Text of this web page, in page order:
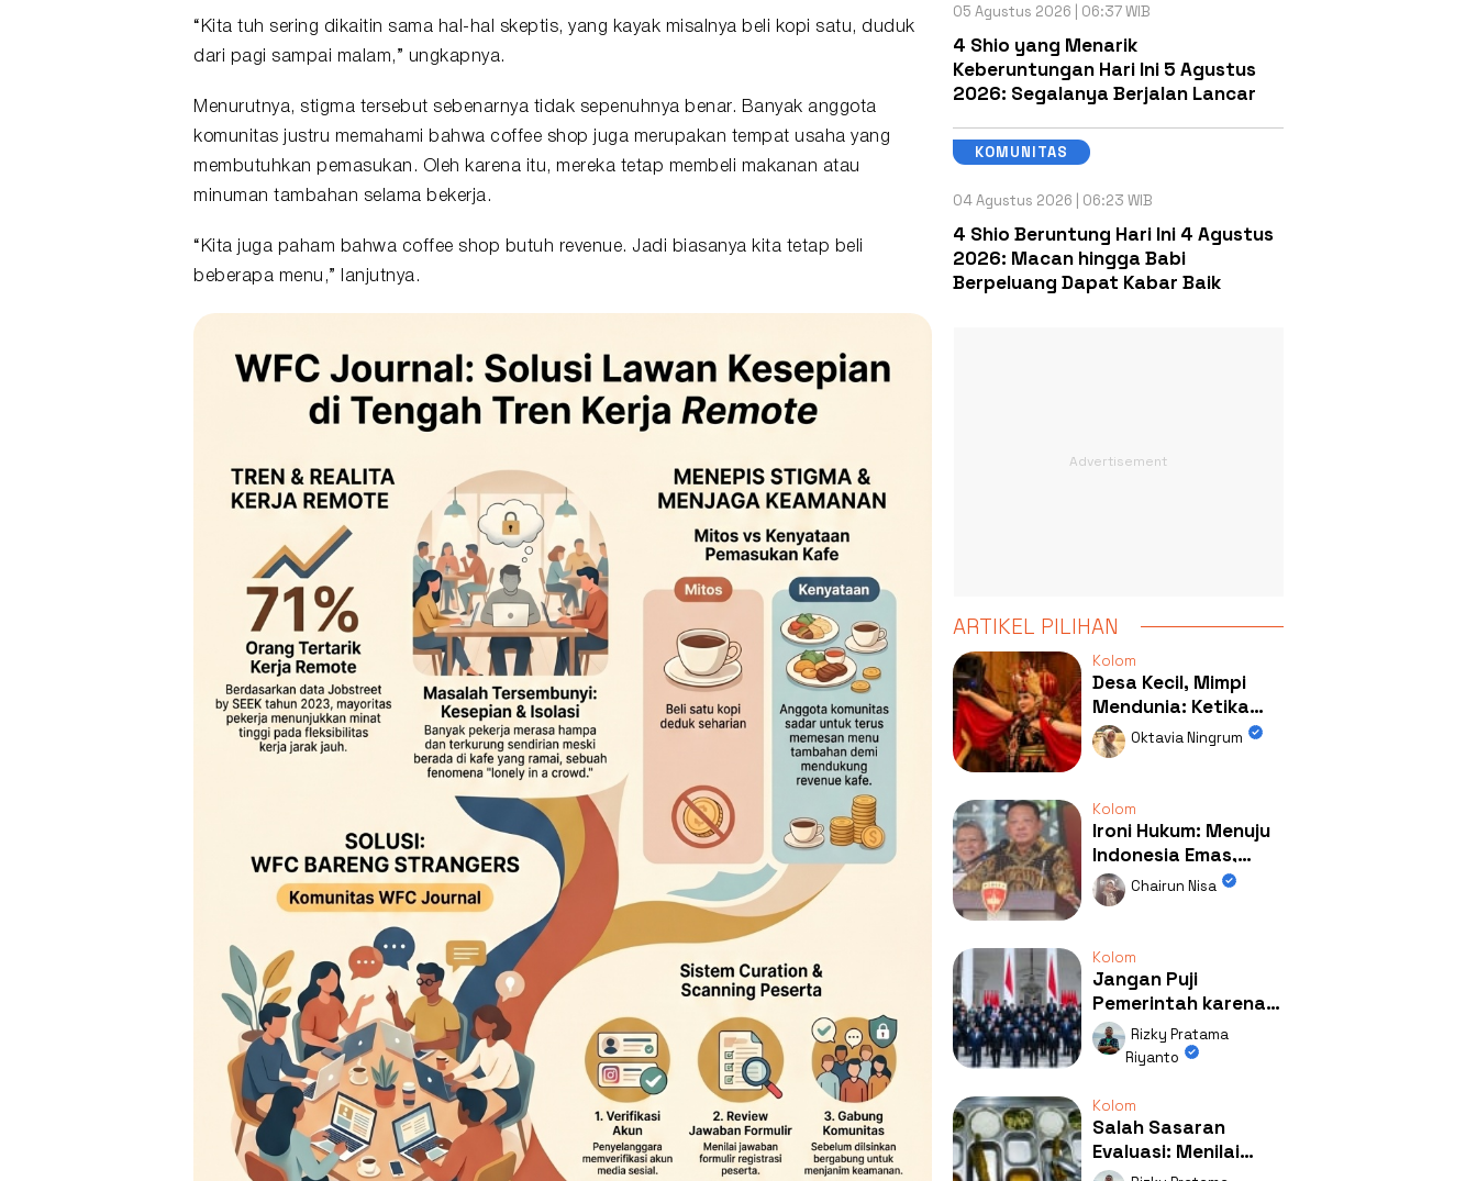
“Kita tuh sering dikaitin sama hal-hal skeptis, yang kayak misalnya beli kopi satu, duduk
dari pagi sampai malam,” ungkapnya.
Menurutnya, stigma tersebut sebenarnya tidak sepenuhnya benar. Banyak anggota
komunitas justru memahami bahwa coffee shop juga merupakan tempat usaha yang
membutuhkan pemasukan. Oleh karena itu, mereka tetap membeli makanan atau
minuman tambahan selama bekerja.
“Kita juga paham bahwa coffee shop butuh revenue. Jadi biasanya kita tetap beli
beberapa menu,” lanjutnya.
05 Agustus 2026 | 06:37 WIB
4 Shio yang Menarik
Keberuntungan Hari Ini 5 Agustus
2026: Segalanya Berjalan Lancar
KOMUNITAS
04 Agustus 2026 | 06:23 WIB
4 Shio Beruntung Hari Ini 4 Agustus
2026: Macan hingga Babi
Berpeluang Dapat Kabar Baik
ARTIKEL PILIHAN
Kolom
Desa Kecil, Mimpi
Mendunia: Ketika
Kolaborasi
Mengubah Wajah
Oktavia Ningrum
Kolom
Ironi Hukum: Menuju
Indonesia Emas,
Ternyata Emasnya
Ada di Rumah Febrie!
Chairun Nisa
Kolom
Jangan Puji
Pemerintah karena
Kerja: Mengapa
Publik Begitu Mudah
Rizky Pratama
Riyanto
Kolom
Salah Sasaran
Evaluasi: Menilai
Program MBG Lewat